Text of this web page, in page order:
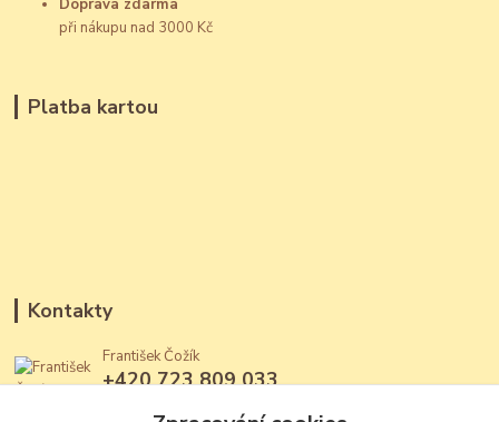
při nákupu nad 3000 Kč
Platba kartou
Kontakty
František Čožík
+420 723 809 033